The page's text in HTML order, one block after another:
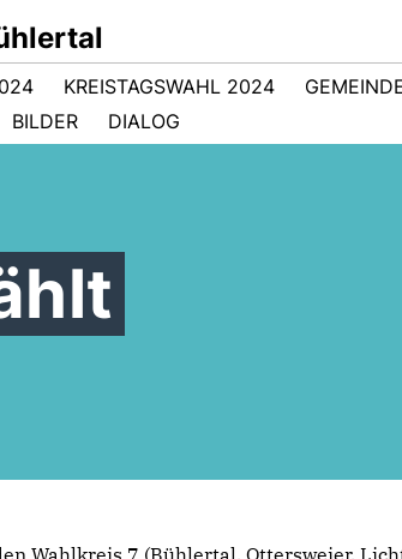
KREISTAGSWAHL 2024
BILDER DIALOG
Wahlkreis 7 (Bühlertal, Ottersweier,